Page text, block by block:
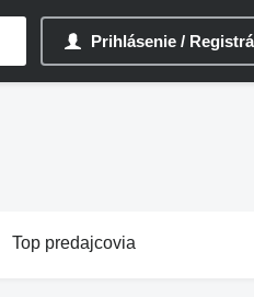
Prihlásenie /
Top predajcovia